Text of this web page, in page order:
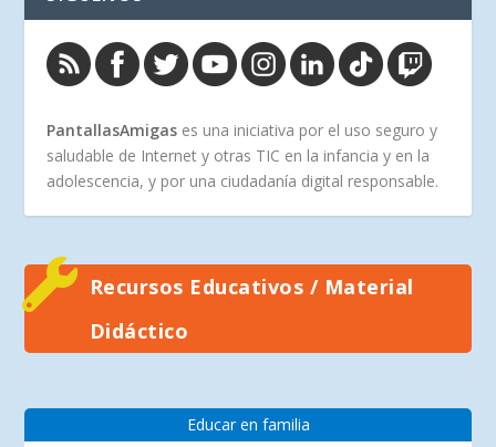
PantallasAmigas es una iniciativa por el uso seguro y
saludable de Internet y otras TIC en la infancia y en la
adolescencia, y por una ciudadanía digital responsable.
Recursos Educativos / Material
Didáctico
Educar en familia